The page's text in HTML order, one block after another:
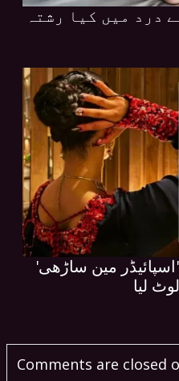
درد میں کیا رشتہ
مین ساڑھی'
لیا
Comments are closed